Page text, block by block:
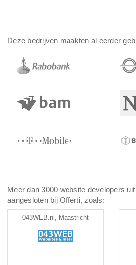
Deze bedrijven maakten al eerder
Meer dan 3000 website developers
aangesloten bij Offerti, zoals:
043WEB.nl, Maastricht